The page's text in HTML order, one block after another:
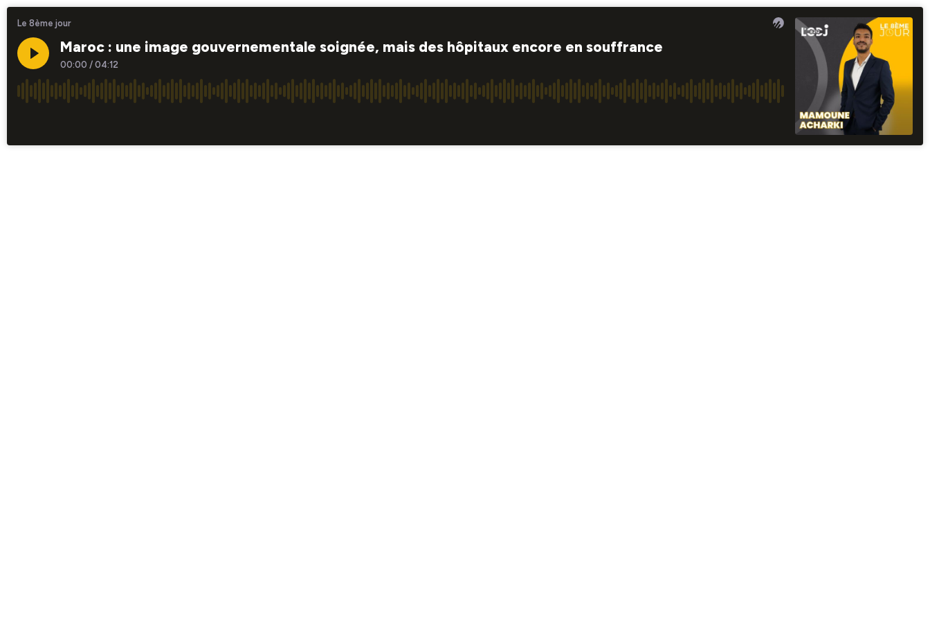
Le 8ème jour
Maroc : une image gouvernementale soignée, mais des hôpitaux encore en souffrance
00:00 /04:12